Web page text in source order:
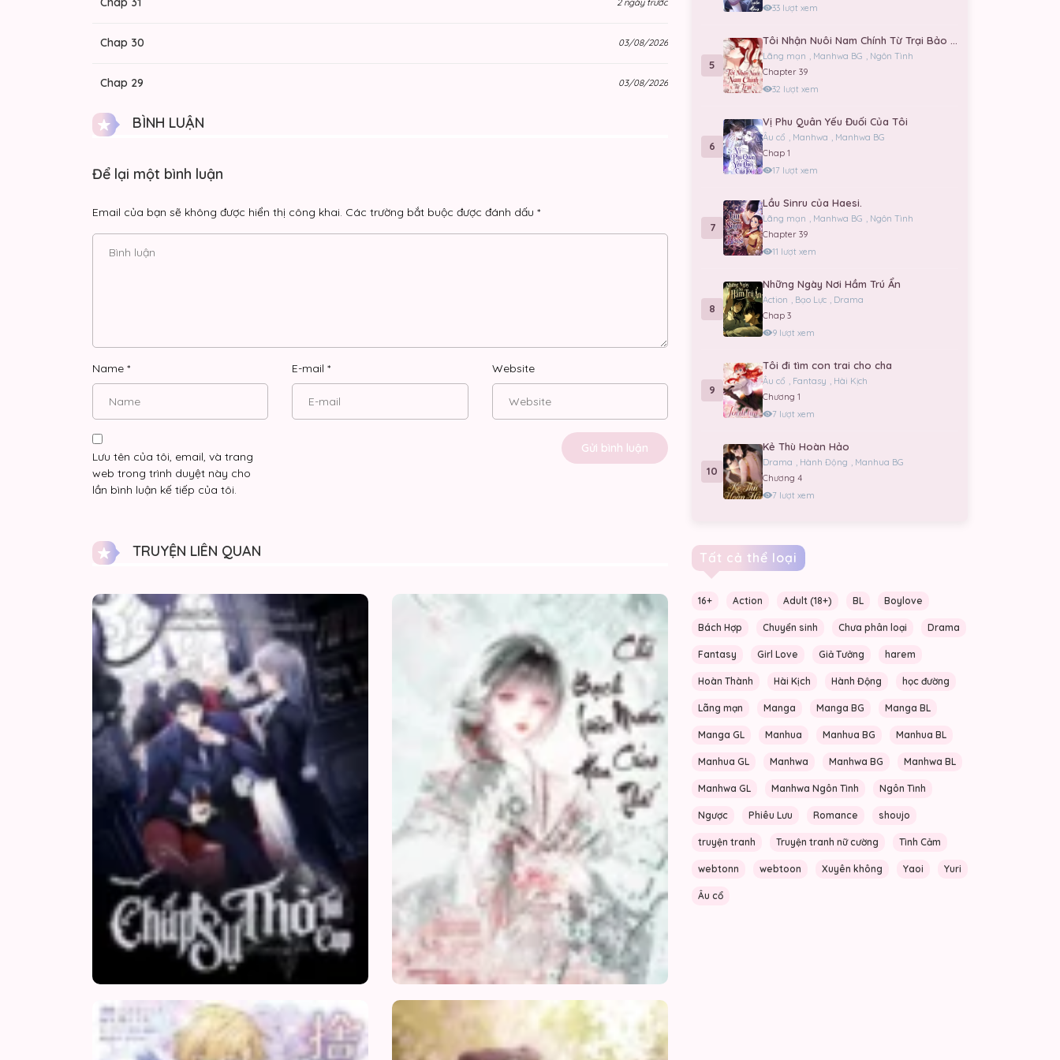
2 ngày trước
Chap 30 03/08/2026
Chap 29 03/08/2026
Chap 28
Chap 23
Chap 22
Chap 21 30/07/2026
Chap 20
Chap 18
Chap 17 29/07/2026
Chap 16 29/07/2026
Chap 15 28/07/2026
Chap 14 28/07/2026
Chap 13 28/07/2026
Chap 12 27/07/2026
27/07/2026
Chap 10 27/07/2026
Chap 9 27/07/2026
27/07/2026
Chap 7 26/07/2026
26/07/2026
BÌNH LUẬN
Để lại một bình luận
Email của bạn sẽ không được hiển thị công khai. Các trường bắt buộc được đánh dấu *
Name * E-mail * Website
Lưu tên của tôi, email, và trang
web trong trình duyệt này cho
lần bình luận kế tiếp của tôi.
TRUYỆN LIÊN QUAN
[EDIT]
Bạch
Ruồng
33 lượt xem
5
Lãng mạn , Manhwa BG , Ngôn Tình
Chapter 39
32 lượt xem
6
Vị Phu Quân Yếu Đuối Của Tôi
Âu cổ , Manhwa , Manhwa BG
Chap 1
17 lượt xem
7
Lầu Sinru của Haesi.
Lãng mạn , Manhwa BG , Ngôn Tình
Chapter 39
11 lượt xem
8
Những Ngày Nơi Hầm Trú Ẩn
Action , Bạo Lực , Drama
Chap 3
9 lượt xem
9
Tôi đi tìm con trai cho cha
Âu cổ , Fantasy , Hài Kịch
Chương 1
7 lượt xem
10
Kẻ Thù Hoàn Hảo
Drama , Hành Động , Manhua BG
Chương 4
7 lượt xem
Tất cả thể loại
16+ Action Adult (18+) BL Boylove
Bách Hợp Chuyển sinh Chưa phân loại Drama
Fantasy Girl Love Giả Tưởng harem
Hoàn Thành Hài Kịch Hành Động học đường
Lãng mạn Manga Manga BG Manga BL
Manga GL Manhua Manhua BG Manhua BL
Manhua GL Manhwa Manhwa BG Manhwa BL
Manhwa GL Manhwa Ngôn Tình Ngôn Tình
Ngược Phiêu Lưu Romance shoujo
truyện tranh Truyện tranh nữ cường Tình Cảm
webtonn webtoon Xuyên không Yaoi Yuri
Âu cổ